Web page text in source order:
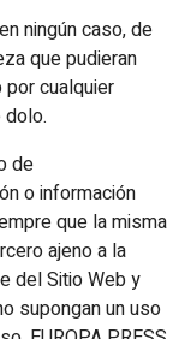
ningún caso, de
que pudieran
cualquier
de
o información
que la misma
ajeno a la
del Sitio Web y
supongan un uso